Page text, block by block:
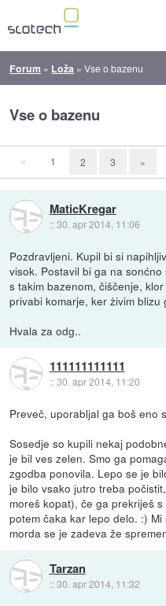
Forum » Loža »Vse o bazenu
Vse o bazenu
« 1 2 3 »
MaticKregar
::30. apr 2014, 11:06
Pozdravljeni. Kupil bi si
visok. Postavil bi ga na
s takim bazenom, čiščenje,
privabi komarje, ker żivim blizu
Hvala za odg..
111111111111
::30. apr 2014, 11:20
Preveč, uporabljal ga boš eno
Sosedje so kupili nekaj
je bil ves zelen. Smo ga
zgodba ponovila. Lepo se je
je bilo vsako jutro treba
moreš kopat), če ga prekriješ
potem čaka kar lepo delo. :)
morda se je zadeva že
Tarzan
::30. apr 2014, 11:32